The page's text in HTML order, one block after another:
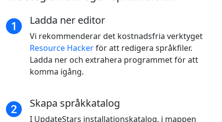
Ladda ner editor
Vi rekommenderar det kostnadsfria verktyget
Resource Hackerför att redigera språkfiler.
Ladda ner och extrahera programmet för att
komma igång.
Skapa språkkatalog
I UpdateStars installationskatalog, i mappen